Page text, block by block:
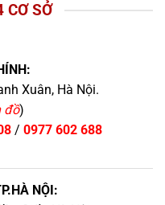
CƠ SỞ
Xuân, Hà Nội.
đồ)
/ 0977 602 688
NỘI: